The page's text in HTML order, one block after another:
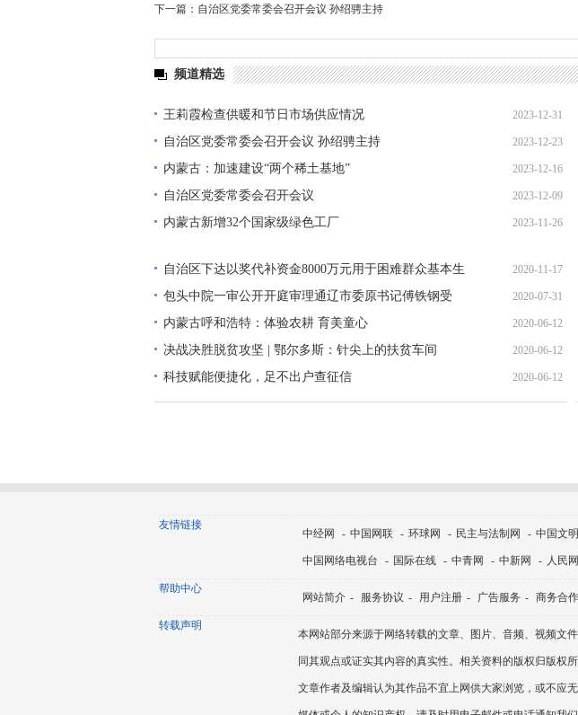
下一篇： 自治区党委常委会召开会议 孙绍骋主持
频道精选
王莉霞检查供暖和节日市场供应情况 2023-12-31
10:51:00
自治区党委常委会召开会议 孙绍骋主持 2023-12-23
11:34:02
内蒙古：加速建设“两个稀土基地” 2023-12-16
10:56:39
自治区党委常委会召开会议 2023-12-09
11:51:15
内蒙古新增32个国家级绿色工厂 2023-11-26
自治区下达以奖代补资金8000万元用于困难群众基本生
活
2020-11-17
14:37:09
包头中院一审公开开庭审理通辽市委原书记傅铁钢受
贿、
2020-07-31
09:42:44
内蒙古呼和浩特：体验农耕 育美童心 2020-06-12
17:10:23
决战决胜脱贫攻坚 | 鄂尔多斯：针尖上的扶贫车间 2020-06-12
16:56:47
科技赋能便捷化，足不出户查征信 2020-06-12
16:38:04
友情链接
中经网 - 中国网联 - 环球网 - 民主与法制网 - 中国文
中国网络电视台 - 国际在线 - 中青网 - 中新网 - 人民网
帮助中心
网站简介 - 服务协议 - 用户注册 - 广告服务 - 商务合作
转载声明
本网站部分来源于网络转载的文章、图片、音频、视频文
同其观点或证实其内容的真实性。相关资料的版权归版权
文章作者及编辑认为其作品不宜上网供大家浏览，或不应